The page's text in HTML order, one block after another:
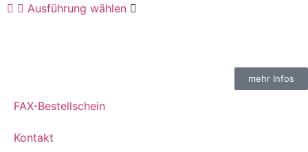
Ausführung wählen
FAX-Bestellschein
Kontakt
mehr Infos